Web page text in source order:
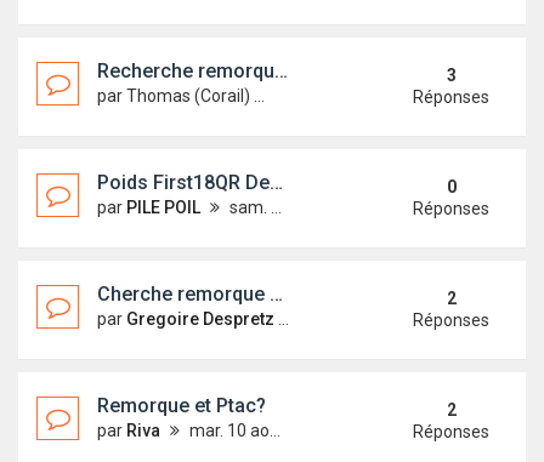
Recherche remorque d'occasion
parThomas (Corail) sam. 11 déc. 2010 21:14
3
Réponses
Poids First18QR Decembre 2010 700kg
par PILE POIL sam. 18 déc. 2010 09:00
0
Réponses
Cherche remorque à louer
par Gregoire Despretz mar. 21 sept. 2010 14:46
2
Réponses
Remorque et Ptac?
par Riva mar. 10 août 2010 10:23
2
Réponses